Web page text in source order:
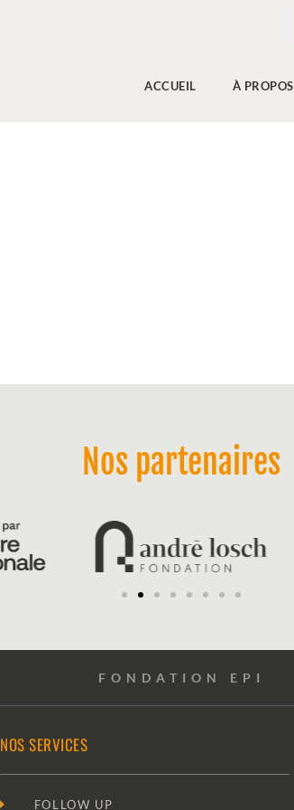
ACCUEIL À PROPOS
Nos partenaires
FONDATION EPI
NOS SERVICES
FOLLOW UP